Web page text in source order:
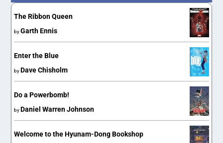
The Ribbon Queen
byGarth Ennis
Enter the Blue
by Dave Chisholm
Do a Powerbomb!
by Daniel Warren Johnson
Welcome to the Hyunam-Dong Bookshop